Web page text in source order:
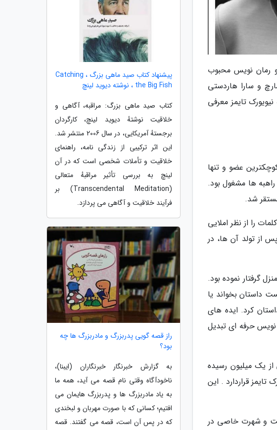
و رمان نویس محبوب
جیل مارچ و سارا هاردستی
تایمز معرفی
او کوچکترین عضو و تنها
ها مشغول بود.
شد.
را از نظر املایی
از تولد آن ها، در
گرفتار نموده بود.
داستان بخواند یا
کرد. ایده های
نویس حرفه ای تبدیل
یک میلیون رسیده
قراردارد . این
و شهرت خاصی در
پیشنهاد کتاب صید ماهی بزرگ ، Catching
the Big Fish ، نوشته دیوید لینچ
کتاب صید ماهی بزرگ: مراقبه، آگاهی و
خلاقیت نوشتهٔ دیوید لینچ، کارگردان
برجستهٔ آمریکایی، در سال 2006 منتشر شد.
این اثر ترکیبی از زندگی نامه، راهنمای
خلاقیت و تأملات شخصی است که در آن
لینچ به بررسی تأثیر مراقبهٔ متعالی
(Transcendental Meditation) بر
فرآیند خلاقیت و آگاهی می پردازد.
راز قصه گویی پدربزرگ و مادربزرگ ها چه
بود؟
به گزارش خبرنگار خبرنگاران (ایبنا)،
ناخودآگاه وقتی نام قصه می آید، همه ما
به یاد مادربزرگ ها و پدربزرگ هایمان می
افتیم؛ کسانی که با صورت مهربان و لبخندی
که در پس آن است، قصه می گفتند. قصه